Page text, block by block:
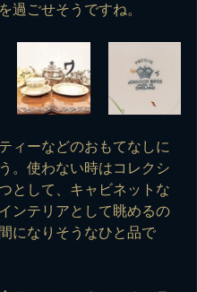
過ごせそうですね。
ィーなどのおもてなしに
。使わない時はコレクシ
として、キャビネットな
ンテリアとして眺めるの
になりそうなひと品で